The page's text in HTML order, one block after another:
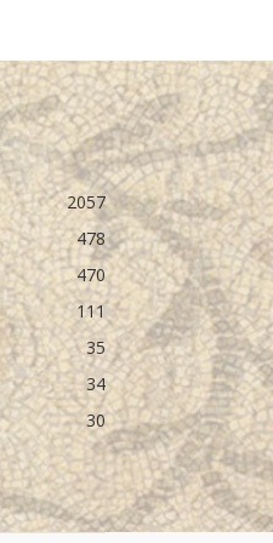
2057
478
470
111
35
34
30